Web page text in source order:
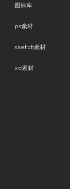
图标库
ps素材
sketch素材
xd素材